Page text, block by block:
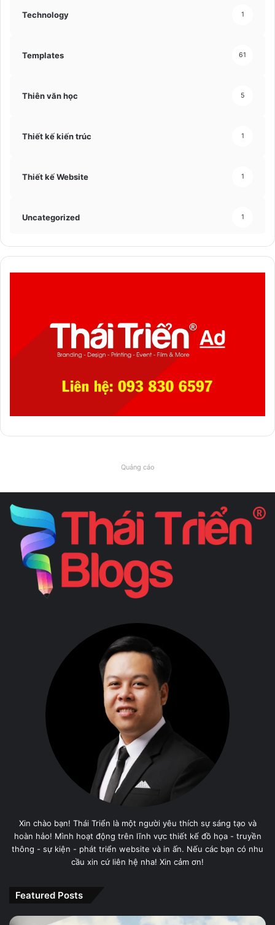
Technology 1
Templates 61
Thiên văn học 5
Thiết kế kiến trúc 1
Thiết kế Website 1
Uncategorized 1
Quảng cáo
Xin chào bạn! Thái Triển là một người yêu thích sự sáng tạo và
hoàn hảo! Mình hoạt động trên lĩnh vực thiết kế đồ họa - truyền
thông - sự kiện - phát triển website và in ấn. Nếu các bạn có nhu
cầu xin cứ liên hệ nha! Xin cảm ơn!
Featured Posts
PANTONE